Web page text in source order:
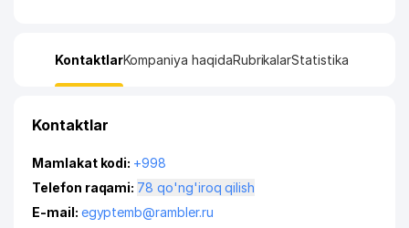
KontaktlarKompaniya haqidaRubrikalarStatistika
Kontaktlar
Mamlakat kodi: +998
Telefon raqami:
78 qo'ng'iroq qilish
E-mail: egyptemb@rambler.ru